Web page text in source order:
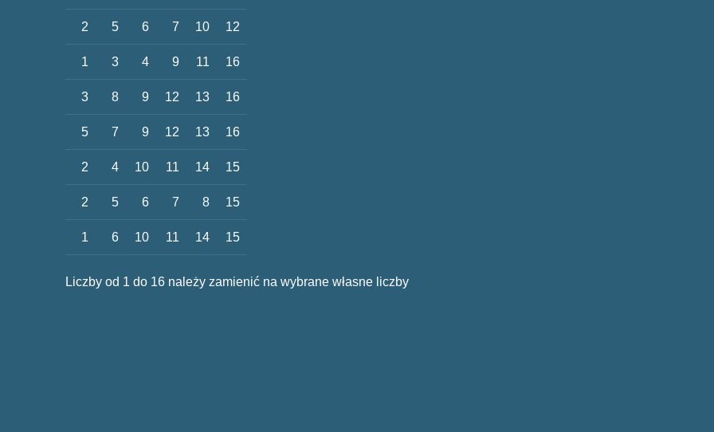
2 5 6 7 10 12
1 3 4 9 11 16
3 8 9 12 13 16
5 7 9 12 13 16
2 4 10 11 14 15
2 5 6 7 8 15
1 6 10 11 14 15
Liczby od 1 do 16 należy zamienić na wybrane własne liczby